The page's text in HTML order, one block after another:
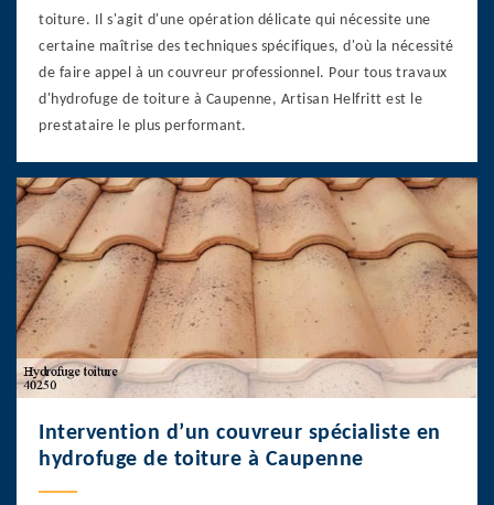
toiture. Il s'agit d'une opération délicate qui nécessite une
certaine maîtrise des techniques spécifiques, d'où la nécessité
de faire appel à un couvreur professionnel. Pour tous travaux
d'hydrofuge de toiture à Caupenne, Artisan Helfritt est le
prestataire le plus performant.
Intervention d’un couvreur spécialiste en
hydrofuge de toiture à Caupenne